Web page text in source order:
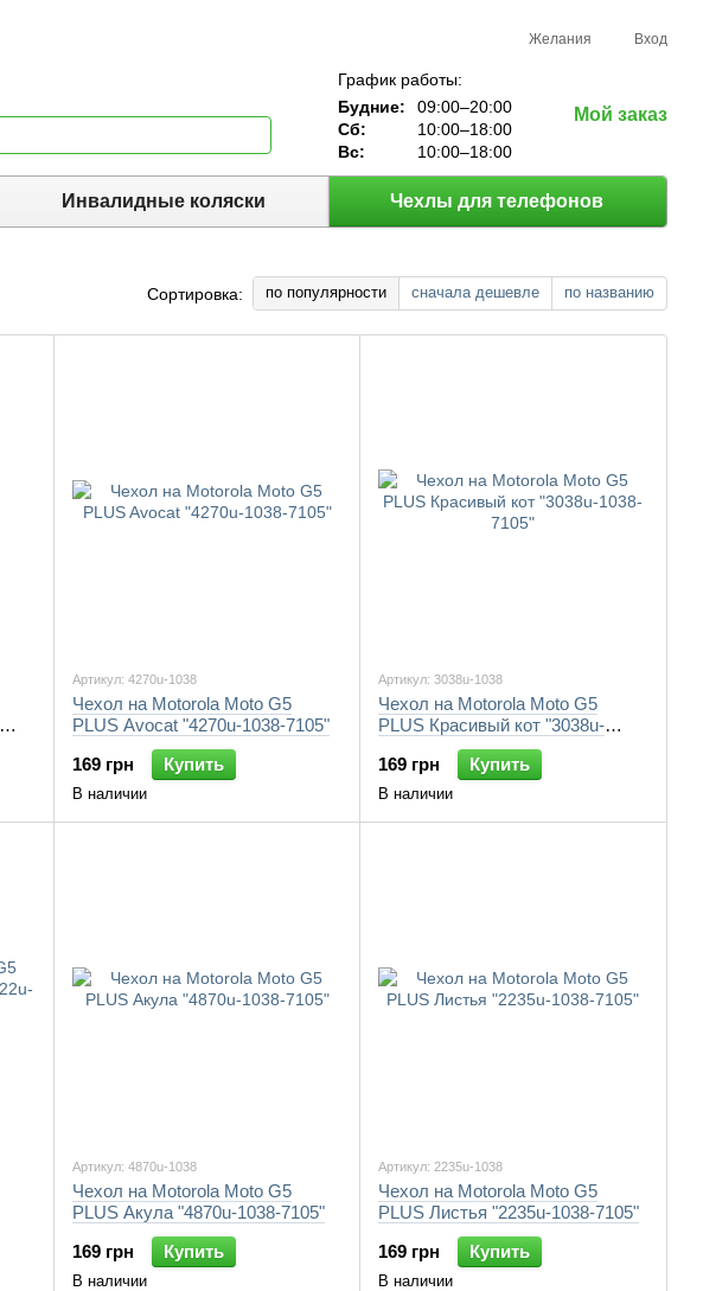
Желания Вход
График работы:
Будние:
09:00–20:00
Сб:
10:00–18:00
Вс:
10:00–18:00
Мой заказ
Инвалидные коляски Чехлы для телефонов
Сортировка: по популярности сначала дешевле по названию
Артикул: 4270u-1038
Чехол на Motorola Moto G5
PLUS Avocat "4270u-1038-7105"
169 грн
Купить
В наличии
Артикул: 3038u-1038
Чехол на Motorola Moto G5
PLUS Красивый кот "3038u-
1038-7105"
169 грн
Купить
В наличии
Артикул: 4870u-1038
Чехол на Motorola Moto G5
PLUS Акула "4870u-1038-7105"
169 грн
Купить
В наличии
Артикул: 2235u-1038
Чехол на Motorola Moto G5
PLUS Листья "2235u-1038-7105"
169 грн
Купить
В наличии